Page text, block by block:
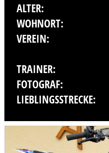
ALTER:
WOHNORT:
VEREIN:
TRAINER:
FOTOGRAF:
LIEBLINGSSTRECKE: